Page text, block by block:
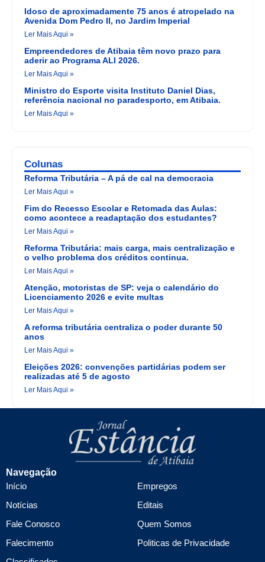
Idoso de aproximadamente 75 anos é atropelado na
Avenida Dom Pedro II, no Jardim Imperial
Ler Mais Aqui »
Empreendedores de Atibaia têm novo prazo para
aderir ao Programa ALI 2026.
Ler Mais Aqui »
Ministro do Esporte visita Instituto Daniel Dias,
referência nacional no paradesporto, em Atibaia.
Ler Mais Aqui »
Colunas
Reforma Tributária – A pá de cal na democracia
Ler Mais Aqui »
Fim do Recesso Escolar e Retomada das Aulas:
como acontece a readaptação dos estudantes?
Ler Mais Aqui »
Reforma Tributária: mais carga, mais centralização e
o velho problema dos créditos continua.
Ler Mais Aqui »
Atenção, motoristas de SP: veja o calendário do
Licenciamento 2026 e evite multas
Ler Mais Aqui »
A reforma tributária centraliza o poder durante 50
anos
Ler Mais Aqui »
Eleições 2026: convenções partidárias podem ser
realizadas até 5 de agosto
Ler Mais Aqui »
Navegação
Início
Notícias
Fale Conosco
Falecimento
Empregos
Editais
Quem Somos
Politicas de Privacidade